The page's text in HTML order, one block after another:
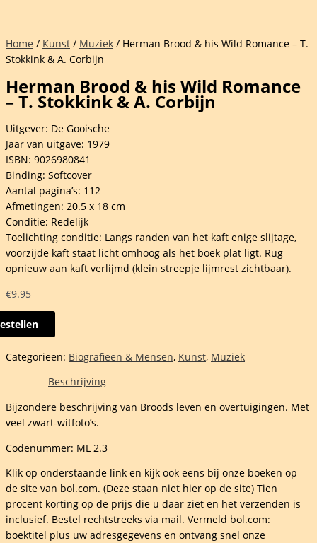
Home / Kunst / Muziek / Herman Brood & his Wild Romance – T.
Stokkink & A. Corbijn
Herman Brood & his Wild Romance
– T. Stokkink & A. Corbijn
Uitgever: De Gooische
Jaar van uitgave: 1979
ISBN: 9026980841
Binding: Softcover
Aantal pagina’s: 112
Afmetingen: 20.5 x 18 cm
Conditie: Redelijk
Toelichting conditie: Langs randen van het kaft enige slijtage,
voorzijde kaft staat licht omhoog als het boek plat ligt. Rug
opnieuw aan kaft verlijmd (klein streepje lijmrest zichtbaar).
€9.95
Categorieën: Biografieën & Mensen, Kunst, Muziek
Beschrijving
Bijzondere beschrijving van Broods leven en overtuigingen. Met
veel zwart-witfoto’s.
Codenummer: ML 2.3
Klik op onderstaande link en kijk ook eens bij onze boeken op
de site van bol.com. (Deze staan niet hier op de site) Tien
procent korting op de prijs die u daar ziet en het verzenden is
inclusief. Bestel rechtstreeks via mail. Vermeld bol.com:
boektitel plus uw adresgegevens en ontvang snel onze